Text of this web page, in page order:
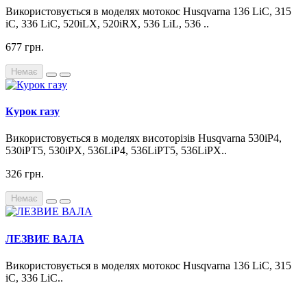
Використовується в моделях мотокос Husqvarna 136 LiC, 315
iC, 336 LiC, 520iLX, 520iRX, 536 LiL, 536 ..
677 грн.
Немає
Курок газу
Використовується в моделях висоторізів Husqvarna 530iP4,
530iPT5, 530iPX, 536LiP4, 536LiPT5, 536LiPX..
326 грн.
Немає
ЛЕЗВИЕ ВАЛА
Використовується в моделях мотокос Husqvarna 136 LiC, 315
iC, 336 LiC..